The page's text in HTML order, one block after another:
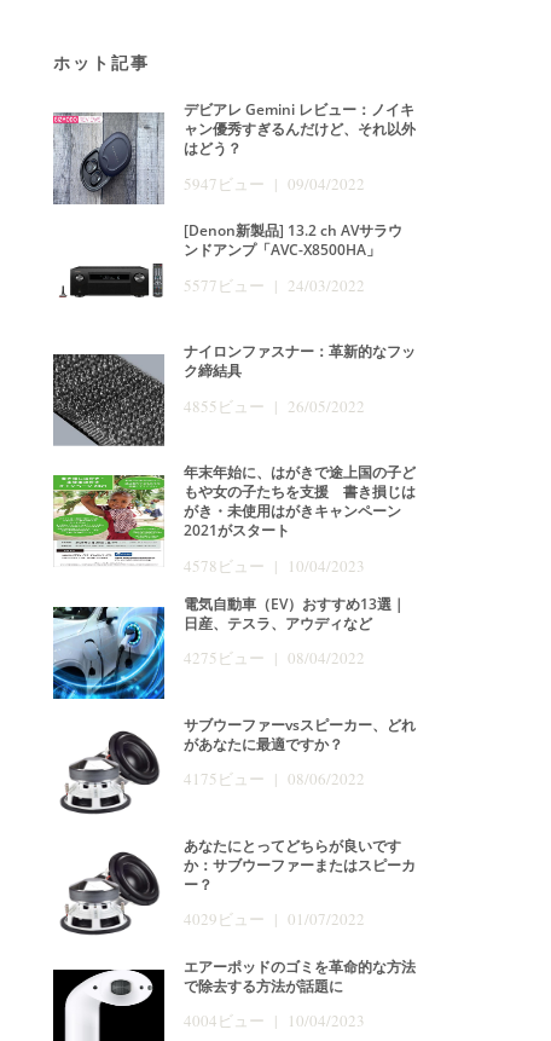
ホット記事
デビアレ Gemini レビュー：ノイキ
ャン優秀すぎるんだけど、それ以外
はどう？
5947ビュー | 09/04/2022
[Denon新製品] 13.2 ch AVサラウ
ンドアンプ「AVC-X8500HA」
5577ビュー | 24/03/2022
ナイロンファスナー：革新的なフッ
ク締結具
4855ビュー | 26/05/2022
年末年始に、はがきで途上国の子ど
もや女の子たちを支援 書き損じは
がき・未使用はがきキャンペーン
2021がスタート
4578ビュー | 10/04/2023
電気自動車（EV）おすすめ13選｜
日産、テスラ、アウディなど
4275ビュー | 08/04/2022
サブウーファーvsスピーカー、どれ
があなたに最適ですか？
4175ビュー | 08/06/2022
あなたにとってどちらが良いです
か：サブウーファーまたはスピーカ
ー？
4029ビュー | 01/07/2022
エアーポッドのゴミを革命的な方法
で除去する方法が話題に
4004ビュー | 10/04/2023